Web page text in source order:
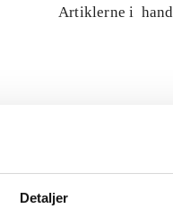
Detaljer
Artiklerne i